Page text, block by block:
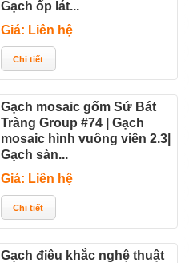
Gạch ốp lát...
Giá: Liên hệ
Gạch mosaic gốm Sứ Bát
Tràng Group #74 | Gạch
mosaic hình vuông viên 2.3|
Gạch sàn...
Giá: Liên hệ
Gạch điêu khắc nghệ thuật